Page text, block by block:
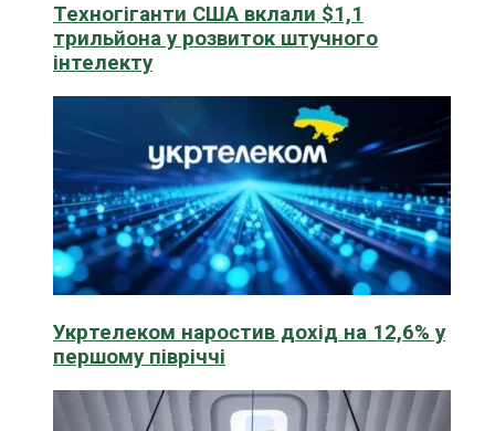
Техногіганти США вклали $1,1
трильйона у розвиток штучного
інтелекту
Укртелеком наростив дохід на 12,6% у
першому півріччі